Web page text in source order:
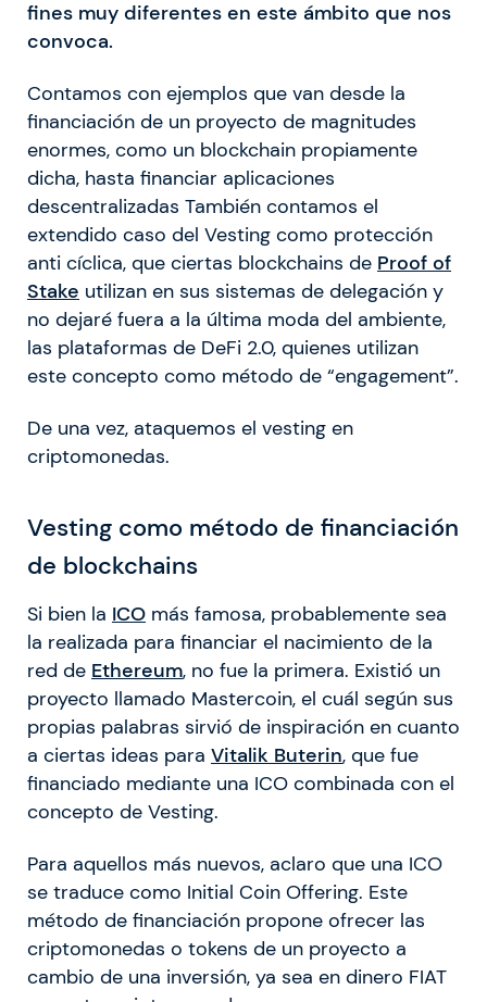
fines muy diferentes en este ámbito que nos
convoca.
Contamos con ejemplos que van desde la
financiación de un proyecto de magnitudes
enormes, como un blockchain propiamente
dicha, hasta financiar aplicaciones
descentralizadas También contamos el
extendido caso del Vesting como protección
anti cíclica, que ciertas blockchains de Proof of
Stake utilizan en sus sistemas de delegación y
no dejaré fuera a la última moda del ambiente,
las plataformas de DeFi 2.0, quienes utilizan
este concepto como método de “engagement”.
De una vez, ataquemos el vesting en
criptomonedas.
Vesting como método de financiación
de blockchains
Si bien la ICO más famosa, probablemente sea
la realizada para financiar el nacimiento de la
red de Ethereum, no fue la primera. Existió un
proyecto llamado Mastercoin, el cuál según sus
propias palabras sirvió de inspiración en cuanto
a ciertas ideas para Vitalik Buterin, que fue
financiado mediante una ICO combinada con el
concepto de Vesting.
Para aquellos más nuevos, aclaro que una ICO
se traduce como Initial Coin Offering. Este
método de financiación propone ofrecer las
criptomonedas o tokens de un proyecto a
cambio de una inversión, ya sea en dinero FIAT